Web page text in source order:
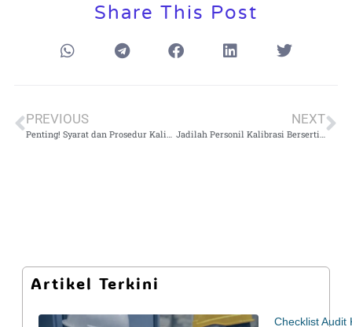
Share This Post
PREVIOUS NEXT
Artikel Terkini
Checklist Audit